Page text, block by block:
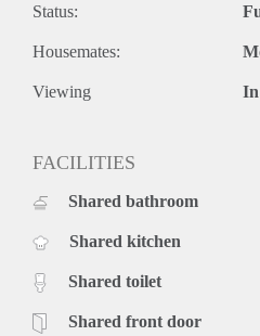
Status:
Housemates:
Viewing In
FACILITIES
Shared bathroom
Shared kitchen
Shared toilet
Shared front door